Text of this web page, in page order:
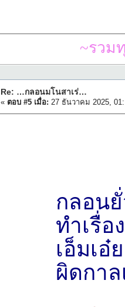
~รวม
Re: …กลอนมโนสาเร่…
« ตอบ #5 เมื่อ: 27 ธันวาคม 2025,
กลอน
ทำเรื่อ
เอ็มเอ๋
ผิดกา